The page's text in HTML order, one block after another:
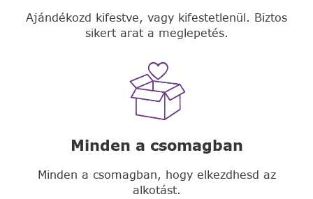
Ajándékozd kifestve, vagy kifestetlenül. Biztos
sikert arat a meglepetés.
Minden a csomagban
Minden a csomagban, hogy elkezdhesd az
alkotást.